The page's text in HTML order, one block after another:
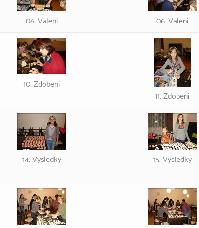
06. Valeni 06. Valeni
10. Zdobeni
11. Zdobeni
14. Vysledky
15. Vysledky